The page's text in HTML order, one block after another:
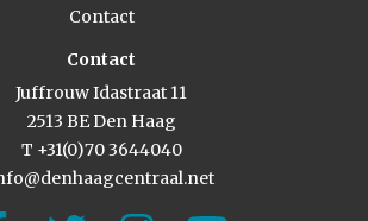
Contact
Contact
Juffrouw Idastraat 11
2513 BE Den Haag
T +31(0)70 3644040